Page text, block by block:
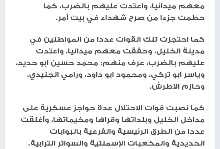
معهم ميدانيا، واعتدت عليهم بالضرب، كما
حطمت جزءا من صرح شهداء في بيت أمر.
كما احتجزت تلك القوات عددا من المواطنين في
مدينة الخليل، وحققت معهم ميدانيا، واعتدت
عليهم بالضرب، عرف منهم: محمد حسين ابو حديد،
وياسر ابو تركي، ومحمود ابو داود، ورامي الجنيدي،
وحازم الاطرش.
كما نصبت قوات الاحتلال عدة حواجز عسكرية على
مداخل الخليل وبلداتها وقراها ومخيماتها، وأغلقت
عددا من الطرق الرئيسية والفرعية بالبوابات
الحديدية والمكعبات الإسمنتية والسواتر الترابية.